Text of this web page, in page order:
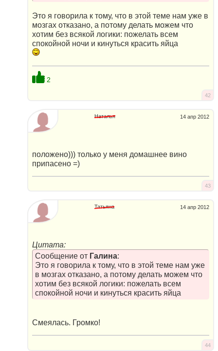
Это я говорила к тому, что в этой теме нам уже в
мозгах отказано, а потому делать можем что
хотим без всякой логики: пожелать всем
спокойной ночи и кинуться красить яйца
2
42
14 апр 2012
Наталья
положено))) только у меня домашнее вино
припасено =)
43
14 апр 2012
Татьяна
Цитата:
Сообщение от Галина:
Это я говорила к тому, что в этой теме нам уже
в мозгах отказано, а потому делать можем что
хотим без всякой логики: пожелать всем
спокойной ночи и кинуться красить яйца
Смеялась. Громко!
44